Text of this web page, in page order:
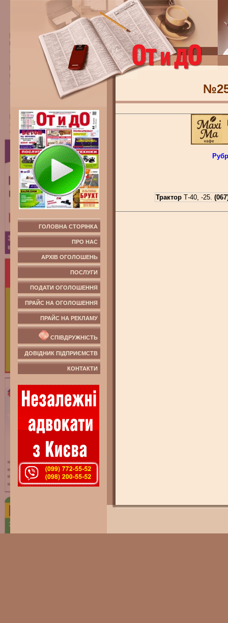
ГОЛОВНА СТОРІНКА
ПРО НАС
АРХІВ ОГОЛОШЕНЬ
ПОСЛУГИ
ПОДАТИ ОГОЛОШЕННЯ
ПРАЙС НА ОГОЛОШЕННЯ
ПРАЙС НА РЕКЛАМУ
СПІВДРУЖНІСТЬ
ДОВІДНИК ПІДПРИЄМСТВ
КОНТАКТИ
ТракторТ-40, -25.